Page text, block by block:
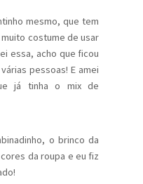
mesmo, que tem
costume de usar
essa, acho que ficou
pessoas! E amei
já tinha o mix de
o brinco da
da roupa e eu fiz